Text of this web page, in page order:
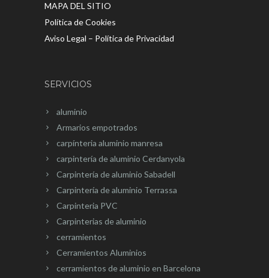
MAPA DEL SITIO
Política de Cookies
Aviso Legal – Política de Privacidad
SERVICIOS
aluminio
Armarios empotrados
carpínteria aluminio manresa
carpintería de aluminio Cerdanyola
Carpintería de aluminio Sabadell
Carpintería de aluminio Terrassa
Carpinteria PVC
Carpinterias de aluminio
cerramientos
Cerramientos Aluminios
cerramientos de aluminio en Barcelona